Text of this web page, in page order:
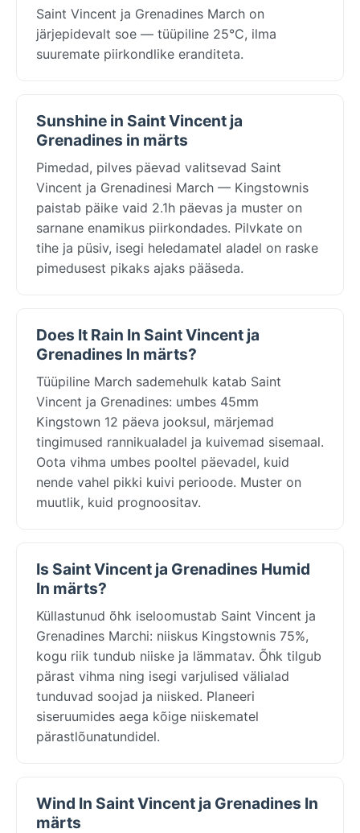
Saint Vincent ja Grenadines March on
järjepidevalt soe — tüüpiline 25°C, ilma
suuremate piirkondlike eranditeta.
Sunshine in Saint Vincent ja
Grenadines in märts
Pimedad, pilves päevad valitsevad Saint
Vincent ja Grenadinesi March — Kingstownis
paistab päike vaid 2.1h päevas ja muster on
sarnane enamikus piirkondades. Pilvkate on
tihe ja püsiv, isegi heledamatel aladel on raske
pimedusest pikaks ajaks pääseda.
Does It Rain In Saint Vincent ja
Grenadines In märts?
Tüüpiline March sademehulk katab Saint
Vincent ja Grenadines: umbes 45mm
Kingstown 12 päeva jooksul, märjemad
tingimused rannikualadel ja kuivemad sisemaal.
Oota vihma umbes pooltel päevadel, kuid
nende vahel pikki kuivi perioode. Muster on
muutlik, kuid prognoositav.
Is Saint Vincent ja Grenadines Humid
In märts?
Küllastunud õhk iseloomustab Saint Vincent ja
Grenadines Marchi: niiskus Kingstownis 75%,
kogu riik tundub niiske ja lämmatav. Õhk tilgub
pärast vihma ning isegi varjulised välialad
tunduvad soojad ja niisked. Planeeri
siseruumides aega kõige niiskematel
pärastlõunatundidel.
Wind In Saint Vincent ja Grenadines In
märts